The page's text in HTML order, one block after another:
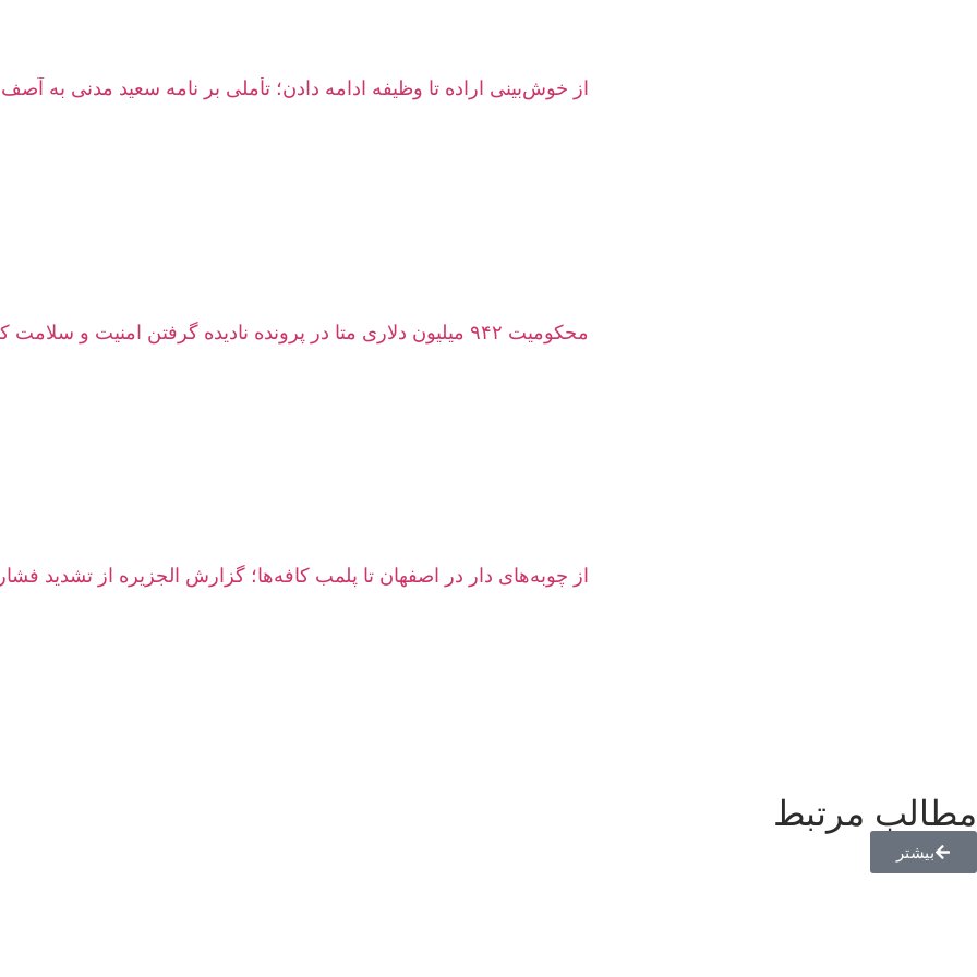
از خوش‌بینی اراده تا وظیفه‌ ادامه‌ دادن؛ تأملی بر نامه سعید مدنی به
محکومیت ۹۴۲ میلیون دلاری متا در پرونده نادیده گرفتن امنیت و سلامت کودکان
از چوبه‌های دار در اصفهان تا پلمب کافه‌ها؛ گزارش الجزیره از تشدید
مطالب مرتبط
بیشتر